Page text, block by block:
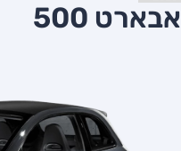
אבארט 500